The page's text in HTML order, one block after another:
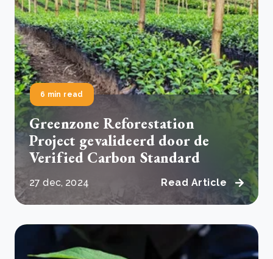
6 min read
Greenzone Reforestation
Project gevalideerd door de
Verified Carbon Standard
27 dec, 2024 Read Article